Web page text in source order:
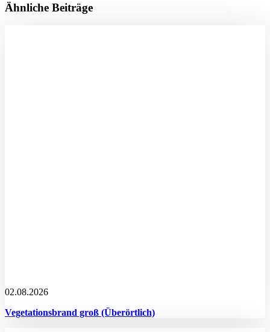
Ähnliche Beiträge
02.08.2026
Vegetationsbrand groß (Überörtlich)